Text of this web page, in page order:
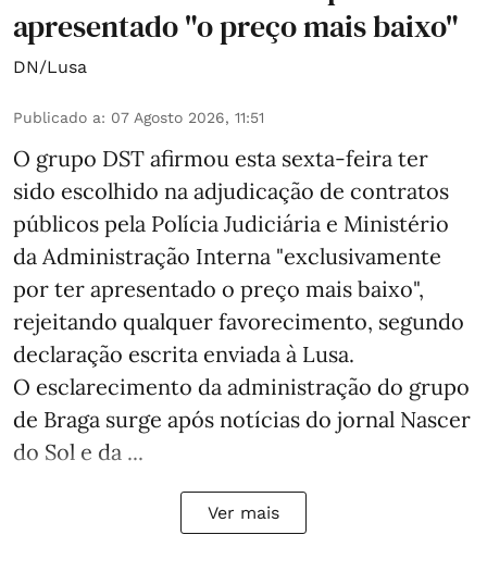
apresentado "o preço mais baixo"
DN/Lusa
Publicado a: 07 Agosto 2026, 11:51
O grupo DST afirmou esta sexta-feira ter
sido escolhido na adjudicação de contratos
públicos pela Polícia Judiciária e Ministério
da Administração Interna "exclusivamente
por ter apresentado o preço mais baixo",
rejeitando qualquer favorecimento, segundo
declaração escrita enviada à Lusa.
O esclarecimento da administração do grupo
de Braga surge após notícias do jornal Nascer
do Sol e da ...
Ver mais